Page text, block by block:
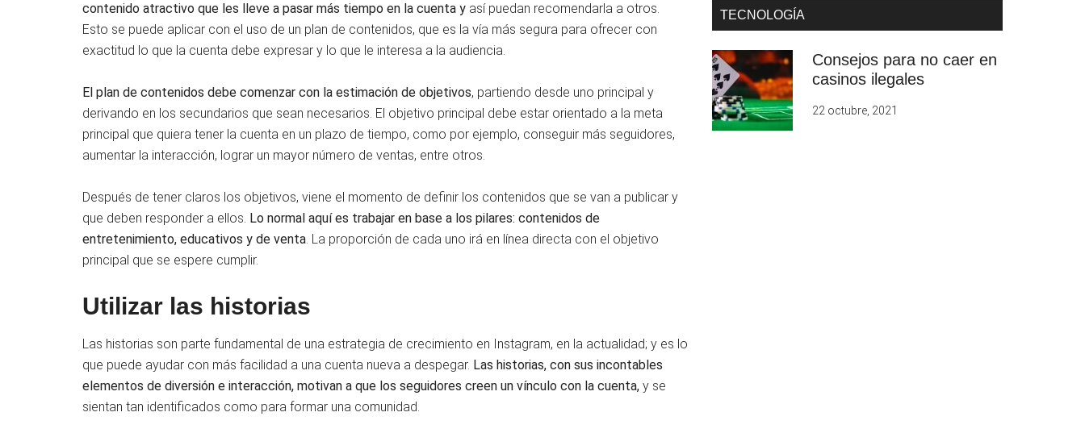
contenido atractivo que les lleve a pasar más tiempo en la cuenta y así puedan recomendarla a otros.
Esto se puede aplicar con el uso de un plan de contenidos, que es la vía más segura para ofrecer con
exactitud lo que la cuenta debe expresar y lo que le interesa a la audiencia.
El plan de contenidos debe comenzar con la estimación de objetivos, partiendo desde uno principal y
derivando en los secundarios que sean necesarios. El objetivo principal debe estar orientado a la meta
principal que quiera tener la cuenta en un plazo de tiempo, como por ejemplo, conseguir más seguidores,
aumentar la interacción, lograr un mayor número de ventas, entre otros.
Después de tener claros los objetivos, viene el momento de definir los contenidos que se van a publicar y
que deben responder a ellos. Lo normal aquí es trabajar en base a los pilares: contenidos de
entretenimiento, educativos y de venta. La proporción de cada uno irá en línea directa con el objetivo
principal que se espere cumplir.
Utilizar las historias
Las historias son parte fundamental de una estrategia de crecimiento en Instagram, en la actualidad; y es lo
que puede ayudar con más facilidad a una cuenta nueva a despegar. Las historias, con sus incontables
elementos de diversión e interacción, motivan a que los seguidores creen un vínculo con la cuenta, y se
sientan tan identificados como para formar una comunidad.
TECNOLOGÍA
Consejos para no caer en
casinos ilegales
22 octubre, 2021